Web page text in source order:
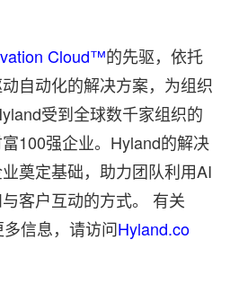
Cloud™的先驱，依托
自动化的解决方案，为组织
受到全球数千家组织的
100强企业。Hyland的解决
奠定基础，助力团队利用AI
客户互动的方式。 有关
信息，请访问Hyland.co